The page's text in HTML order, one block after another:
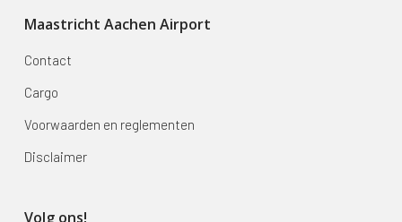
Maastricht Aachen Airport
Contact
Cargo
Voorwaarden en reglementen
Disclaimer
Volg ons!